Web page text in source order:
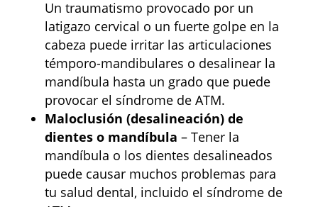
Un traumatismo provocado por un
latigazo cervical o un fuerte golpe en la
cabeza puede irritar las articulaciones
témporo-mandibulares o desalinear la
mandíbula hasta un grado que puede
provocar el síndrome de ATM.
Maloclusión (desalineación) de
dientes o mandíbula – Tener la
mandíbula o los dientes desalineados
puede causar muchos problemas para
tu salud dental, incluido el síndrome de